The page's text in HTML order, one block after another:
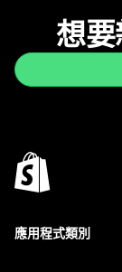
想要
應用程式類別